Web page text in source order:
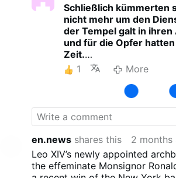
Schließlich kümmerten
nicht mehr um den
der Tempel galt in ihren
und für die Opfer
Zeit.
2. Makkabäer 4
1 More
en.news shares this
2 months
Leo XIV’s newly appointed
the effeminate Monsignor